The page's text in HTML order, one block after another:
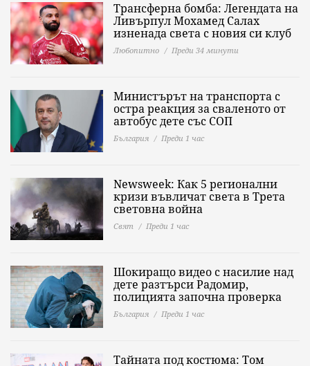
Трансферна бомба: Легендата на
Ливърпул Мохамед Салах
изненада света с новия си клуб
Любопитно Преди 34 минути
Министърът на транспорта с
остра реакция за сваленото от
автобус дете със СОП
България Преди 1 час
Newsweek: Как 5 регионални
кризи въвличат света в Трета
световна война
Свят Преди 1 час
Шокиращо видео с насилие над
дете разтърси Радомир,
полицията започна проверка
България Преди 1 час
Тайната под костюма: Том